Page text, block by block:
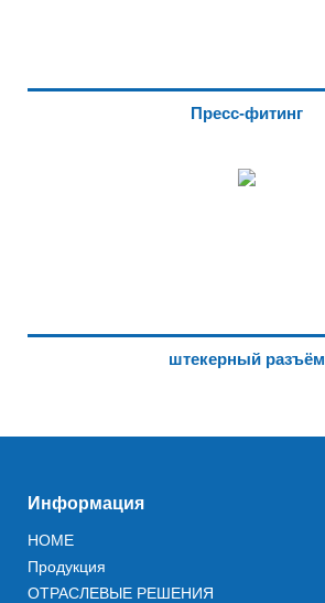
Пресс-фитинг
штекерный разъём
Информация
HOME
Продукция
ОТРАСЛЕВЫЕ РЕШЕНИЯ